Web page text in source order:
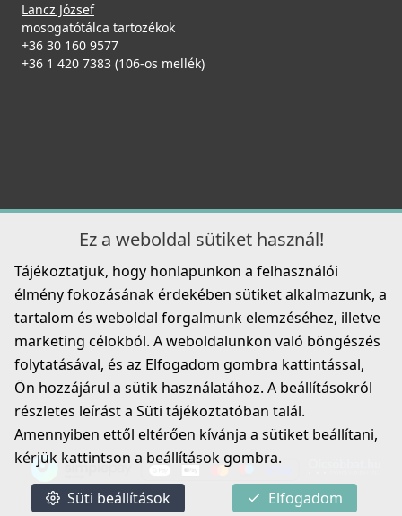
Lancz József
mosogatótálca tartozékok
+36 30 160 9577
+36 1 420 7383 (106-os mellék)
Ez a weboldal sütiket használ!
Tájékoztatjuk, hogy honlapunkon a felhasználói
élmény fokozásának érdekében sütiket alkalmazunk, a
tartalom és weboldal forgalmunk elemzéséhez, illetve
marketing célokból. A weboldalunkon való böngészés
folytatásával, és az Elfogadom gombra kattintással,
Ön hozzájárul a sütik használatához. A beállításokról
részletes leírást a Süti tájékoztatóban talál.
Amennyiben ettől eltérően kívánja a sütiket beállítani,
kérjük kattintson a beállítások gombra.
Süti beállítások Elfogadom